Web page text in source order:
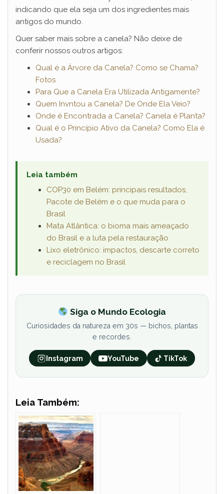
indicando que ela seja um dos ingredientes mais
antigos do mundo.
Quer saber mais sobre a canela? Não deixe de
conferir nossos outros artigos:
Qual é a Árvore da Canela? Como se Chama?
Fotos
Para Que a Canela Era Utilizada Antigamente?
Quem Invntou a Canela? De Onde Ela Veio?
Onde é Encontrada a Canela? Canela é Planta?
Qual é o Princípio Ativo da Canela? Como Ela é
Usada?
Leia também
COP30 em Belém: principais resultados,
Pacote de Belém e o que muda para o
Brasil
Mata Atlântica: o bioma mais ameaçado
do Brasil e a luta pela restauração
Lixo eletrônico: impactos, descarte correto
e reciclagem no Brasil
Siga o Mundo Ecologia
Curiosidades da natureza em 30s — bichos, plantas
e recordes.
Instagram YouTube TikTok
Leia Também: